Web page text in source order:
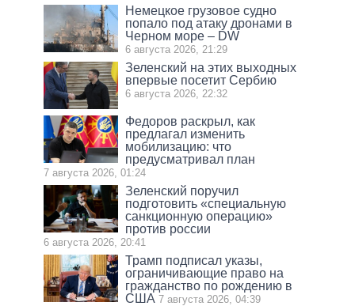
Немецкое грузовое судно
попало под атаку дронами в
Черном море – DW
6 августа 2026, 21:29
Зеленский на этих выходных
впервые посетит Сербию
6 августа 2026, 22:32
Федоров раскрыл, как
предлагал изменить
мобилизацию: что
предусматривал план
7 августа 2026, 01:24
Зеленский поручил
подготовить «специальную
санкционную операцию»
против россии
6 августа 2026, 20:41
Трамп подписал указы,
ограничивающие право на
гражданство по рождению в
США 7 августа 2026, 04:39